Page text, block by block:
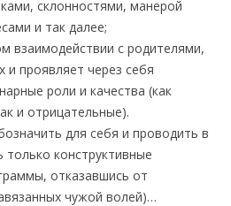
склонностями, манерой
и так далее;
взаимодействии с родителями,
и проявляет через себя
роли и качества (как
и отрицательные).
для себя и проводить в
конструктивные
отказавшись от
чужой волей)…